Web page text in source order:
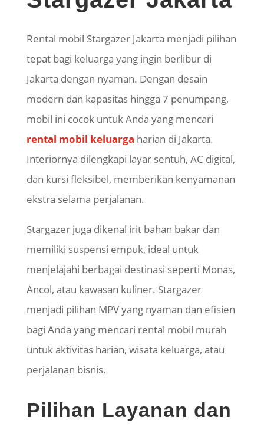
Rental mobil StargazerJakarta menjadi pilihan
tepat bagi keluarga yang ingin berlibur di
Jakarta dengan nyaman. Dengan desain
modern dan kapasitas hingga 7 penumpang,
mobil ini cocok untuk Anda yang mencari
rental mobil keluarga harian di Jakarta.
Interiornya dilengkapi layar sentuh, AC digital,
dan kursi fleksibel, memberikan kenyamanan
ekstra selama perjalanan.
Stargazerjuga dikenal irit bahan bakar dan
memiliki suspensi empuk, ideal untuk
menjelajahi berbagai destinasi seperti Monas,
Ancol, atau kawasan kuliner. Stargazer
menjadi pilihan MPV yang nyaman dan efisien
bagi Anda yang mencari rental mobil murah
untuk aktivitas harian, wisata keluarga, atau
perjalanan bisnis.
Pilihan Layanan dan